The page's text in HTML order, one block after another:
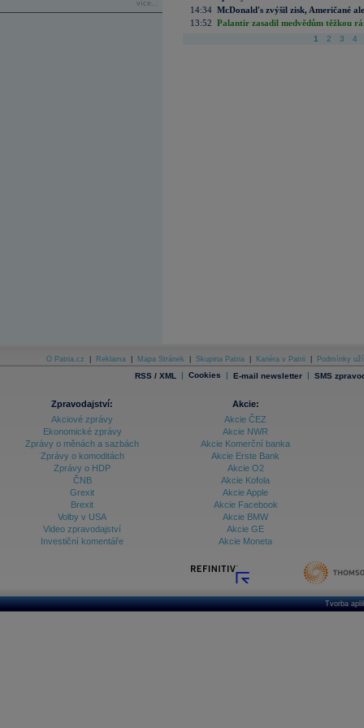
více...
14:34 McDonald's zvýšil zisk, Američané
13:52 Palantir zasadil medvědům těžkou
1 2 3 4
O Patria.cz Reklama Mapa Stránek Skupina Patria Kariéra v Patrii Podmínky
RSS / XML | Cookies | E-mail newsletter | SMS
Zpravodajství:
Akciové zprávy
Ekonomické zprávy
Zprávy o měnách a sazbách
Zprávy o komoditách
Zprávy o HDP
ČNB
Grexit
Brexit
Volby v USA
Video zpravodajství
Investiční komentáře
Akcie:
Akcie ČEZ
Akcie NWR
Akcie Komerční banka
Akcie Erste Bank
Akcie O2
Akcie Kofola
Akcie Apple
Akcie Facebook
Akcie BMW
Akcie GE
Akcie Moneta
Tvorba